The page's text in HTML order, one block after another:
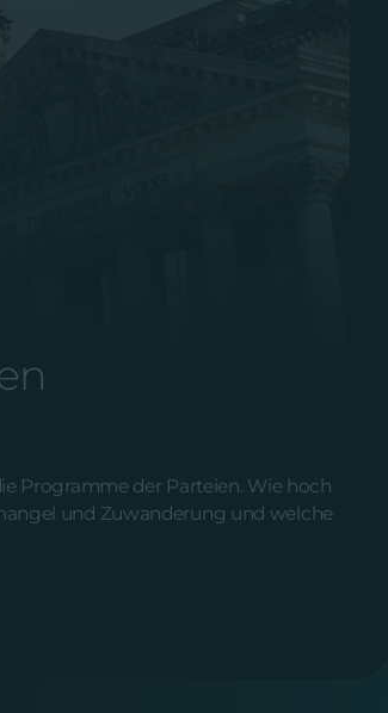
Programme der Parteien. Wie hoch
und Zuwanderung und welche